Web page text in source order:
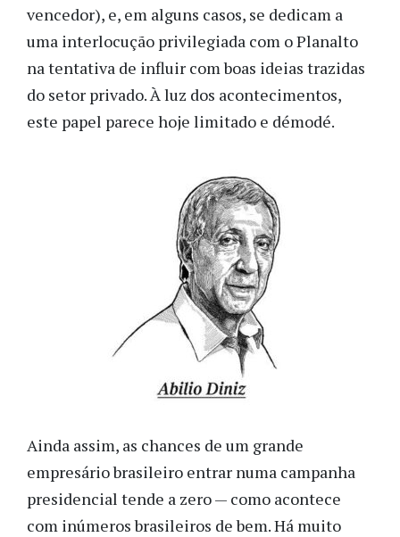
vencedor), e, em alguns casos, se dedicam a
uma interlocução privilegiada com o Planalto
na tentativa de influir com boas ideias trazidas
do setor privado. À luz dos acontecimentos,
este papel parece hoje limitado e démodé.
Ainda assim, as chances de um grande
empresário brasileiro entrar numa campanha
presidencial tende a zero — como acontece
com inúmeros brasileiros de bem. Há muito